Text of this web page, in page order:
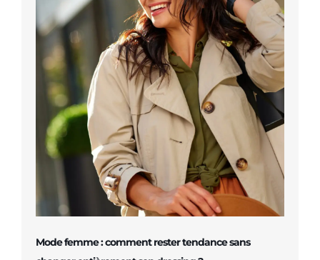
Mode femme : comment rester tendance sans